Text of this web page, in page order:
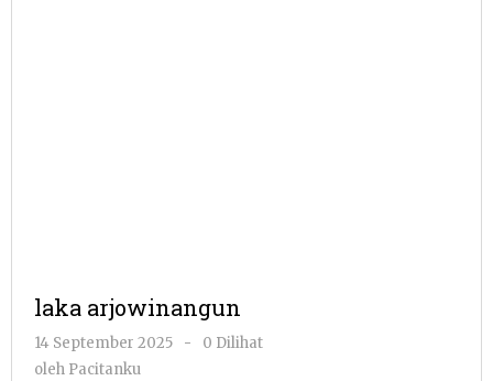
laka arjowinangun
14 September 2025
oleh
-
0 Dilihat
oleh Pacitanku